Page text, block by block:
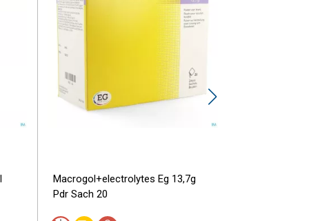
Macrogol+electrolytes Eg 13,7g
Pdr Sach 20